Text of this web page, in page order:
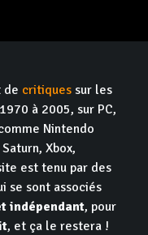
de critiques sur les
à 2005, sur PC,
Nintendo
Xbox,
est tenu par des
se sont associés
indépendant, pour
, et ça le restera !